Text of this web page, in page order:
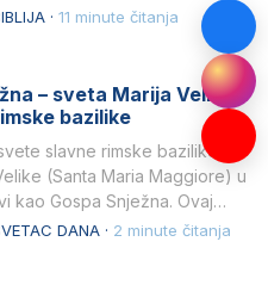
· 11 minute čitanja
– sveta Marija Velika,
bazilike
slavne rimske bazilike
(Santa Maria Maggiore) u
kao Gospa Snježna. Ovaj
DANA · 2 minute čitanja